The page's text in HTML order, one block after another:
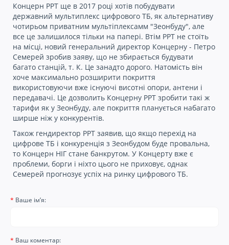
Концерн РРТ ще в 2017 році хотів побудувати
державний мультиплекс цифрового ТБ, як альтернативу
чотирьом приватним мультіплексамм "Зеонбуду", але
все це залишилося тільки на папері. Втім РРТ не стоїть
на місці, новий генеральний директор Концерну - Петро
Семерей зробив заяву, що не збирається будувати
багато станцій, т. К. Це занадто дорого. Натомість він
хоче максимально розширити покриття
використовуючи вже існуючі висотні опори, антени і
передавачі. Це дозволить Концерну РРТ зробити такі ж
тарифи як у Зеонбуду, але покриття планується набагато
ширше ніж у конкурентів.
Також гендиректор РРТ заявив, що якщо перехід на
цифрове ТБ і конкуренція з Зеонбудом буде провальна,
то Концерн НІГ стане банкрутом. У Концерту вже є
проблеми, борги і ніхто цього не приховує, однак
Семерей прогнозує успіх на ринку цифрового ТБ.
Ваше ім’я:
Ваш коментар: